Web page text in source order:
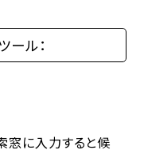
ル：
窓に入力すると候